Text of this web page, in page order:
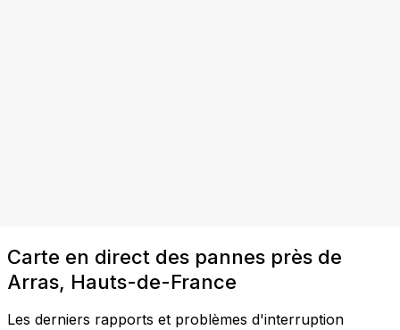
Carte en direct des pannes près de
Arras, Hauts-de-France
Les derniers rapports et problèmes d'interruption